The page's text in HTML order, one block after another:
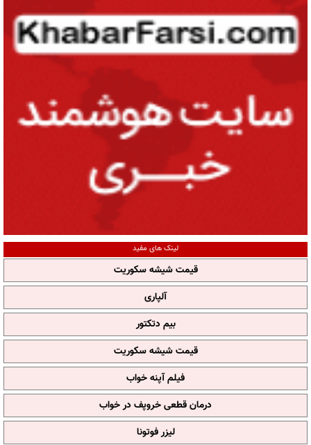
لینک های مفید
قیمت شیشه سکوریت
آلپاری
بیم دتکتور
قیمت شیشه سکوریت
فیلم آپنه خواب
درمان قطعی خروپف در خواب
لیزر فوتونا